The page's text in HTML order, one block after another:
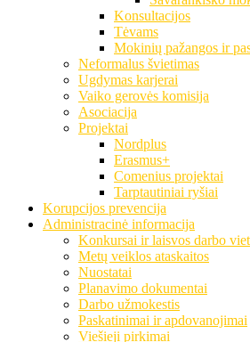
Konsultacijos
Tėvams
Mokinių pažangos ir
Neformalus švietimas
Ugdymas karjerai
Vaiko gerovės komisija
Asociacija
Projektai
Nordplus
Erasmus+
Comenius projektai
Tarptautiniai ryšiai
Korupcijos prevencija
Administracinė informacija
Konkursai ir laisvos darbo
Metų veiklos ataskaitos
Nuostatai
Planavimo dokumentai
Darbo užmokestis
Paskatinimai ir apdovanojimai
Viešieji pirkimai